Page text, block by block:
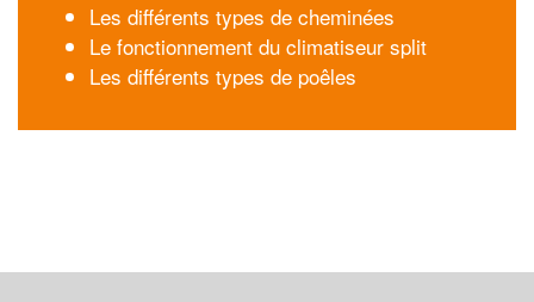
Les différents types de cheminées
Le fonctionnement du climatiseur split
Les différents types de poêles